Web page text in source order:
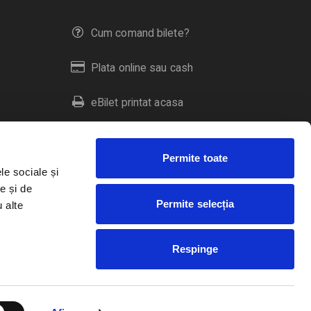
sociale și
și de
alte
Permite toate
Permite selecția
Respinge
Cum comand bilete?
Plata online sau cash
eBilet printat acasa
Livrare prin curier
Duplicare bilete